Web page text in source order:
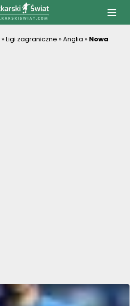
PiłkarskiSwiat.com
»Ligi zagraniczne »Anglia » Nowa